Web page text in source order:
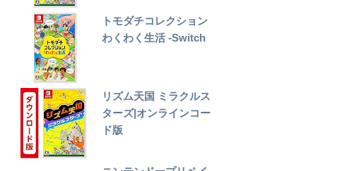
トモダチコレクション
わくわく生活 -Switch
リズム天国 ミラクルス
ターズ|オンラインコー
ド版